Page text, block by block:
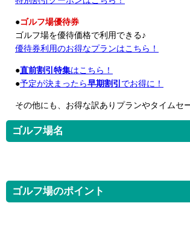
●ゴルフ場優待券
ゴルフ場を優待価格で利用できる♪
優待券利用のお得なプランはこちら！
●直前割引特集はこちら！
●予定が決まったら早期割引 でお得に！
その他にも、お得な訳ありプランやタイムセ
ゴルフ場名
ゴルフ場のポイント